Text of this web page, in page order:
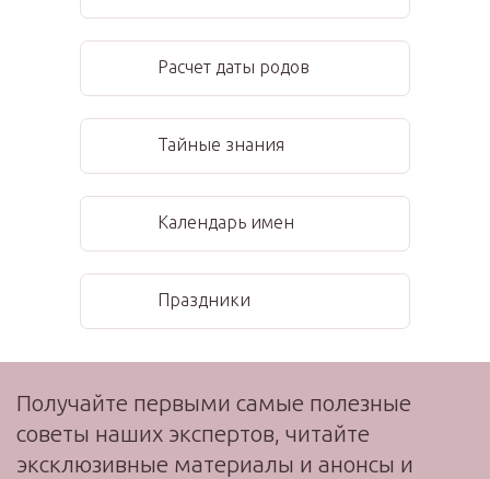
Расчет даты родов
Тайные знания
Календарь имен
Праздники
Получайте первыми самые полезные
советы наших экспертов, читайте
эксклюзивные материалы и анонсы и